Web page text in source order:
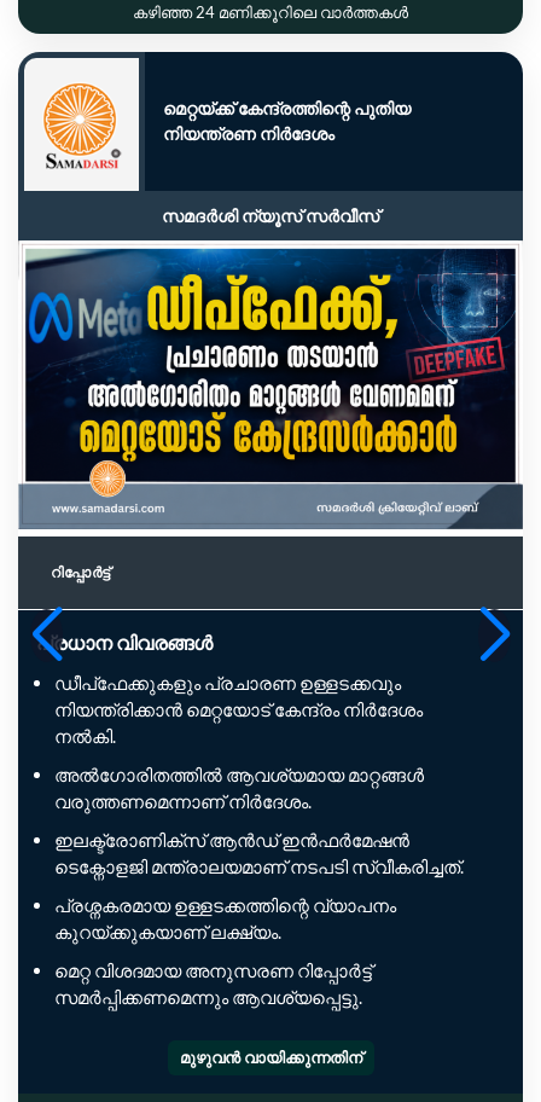
കഴിഞ്ഞ 24 മണിക്കൂറിലെ വാർത്തകൾ
മെറ്റയ്ക്ക് കേന്ദ്രത്തിന്റെ പുതിയ
നിയന്ത്രണ നിർദേശം
സമദർശി ന്യൂസ് സർവീസ്
റിപ്പോര്‍ട്ട്
പ്രധാന വിവരങ്ങൾ
ഡീപ്‌ഫേക്കുകളും പ്രചാരണ ഉള്ളടക്കവും
നിയന്ത്രിക്കാൻ മെറ്റയോട് കേന്ദ്രം നിർദേശം
നൽകി.
അൽഗോരിതത്തിൽ ആവശ്യമായ മാറ്റങ്ങൾ
വരുത്തണമെന്നാണ് നിർദേശം.
ഇലക്ട്രോണിക്സ് ആൻഡ് ഇൻഫർമേഷൻ
ടെക്നോളജി മന്ത്രാലയമാണ് നടപടി സ്വീകരിച്ചത്.
പ്രശ്നകരമായ ഉള്ളടക്കത്തിന്റെ വ്യാപനം
കുറയ്ക്കുകയാണ് ലക്ഷ്യം.
മെറ്റ വിശദമായ അനുസരണ റിപ്പോർട്ട്
സമർപ്പിക്കണമെന്നും ആവശ്യപ്പെട്ടു.
മുഴുവൻ വായിക്കുന്നതിന്